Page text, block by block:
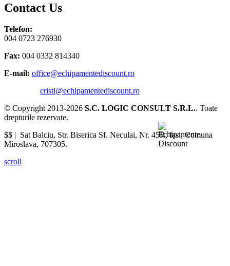
Contact Us
Telefon:
004 0723 276930
Fax: 004 0332 814340
E-mail: office@echipamentediscount.ro
cristi@echipamentediscount.ro
© Copyright 2013-2026 S.C. LOGIC CONSULT S.R.L.. Toate
drepturile rezervate.
$$ |
Sat Balciu, Str. Biserica Sf. Neculai, Nr. 45R,Iasi,Comuna
Miroslava, 707305.
scroll